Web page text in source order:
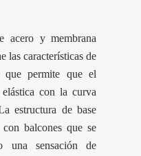
acero y membrana
las características de
permite que el
con la curva
estructura de base
balcones que se
una sensación de